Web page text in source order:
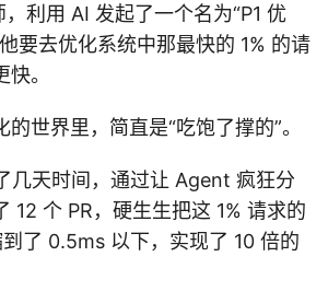
利用 AI 发起了一个名为“P1 优
要去优化系统中那最快的 1% 的请
。
世界里，简直是“吃饱了撑的”。
几天时间，通过让 Agent 疯狂分
12 个 PR，硬生生把这 1% 请求的
了 0.5ms 以下，实现了 10 倍的